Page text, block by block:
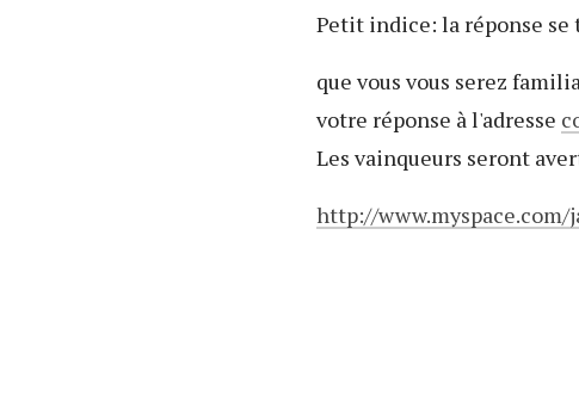
Petit indice: la réponse se
que vous vous serez
votre réponse à l'adresse
Les vainqueurs seront
http://